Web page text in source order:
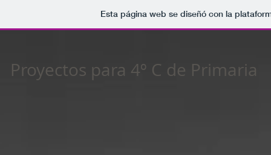
Esta página web se diseñó con la
Proyectos para 4º C de Primaria